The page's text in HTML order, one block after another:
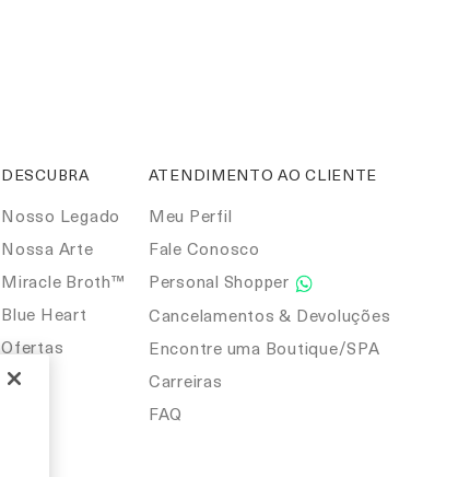
DESCUBRA
Nosso Legado
Nossa Arte
Miracle Broth™
Blue Heart
Ofertas
ATENDIMENTO AO CLIENTE
Meu Perfil
Fale Conosco
Personal Shopper
Cancelamentos & Devoluções
Encontre uma Boutique/SPA
Carreiras
FAQ